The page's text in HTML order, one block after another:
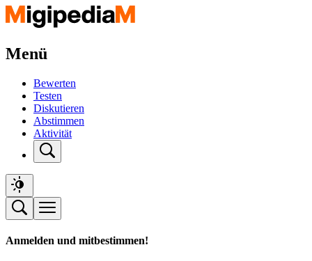
Menü
Bewerten
Testen
Diskutieren
Abstimmen
Aktivität
Anmelden und mitbestimmen!